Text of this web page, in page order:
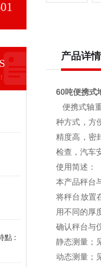
點 :
产品详情
60吨便携式
便携式轴
种方式，方
精度高，密
检查，汽车
使用简述：
本产品秤台
将秤台放置
用不同的厚
确认秤台与
静态测量；
动态测量；